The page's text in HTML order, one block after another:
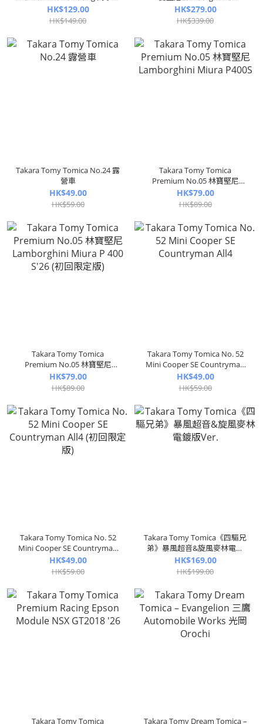
Mazda 787B 1991 Le
Mans24h
HK$129.00
HK$149.00
MODELS COLLECTION
HK$279.00
HK$339.00
Takara Tomy Tomica No.24 露
營車
HK$49.00
HK$59.00
Takara Tomy Tomica
Premium No.05 林寶堅尼
Lamborghini Miura P400S
HK$79.00
HK$89.00
Takara Tomy Tomica
Premium No.05 林寶堅尼
Lamborghini Miura P 400 S'26
(初回限定版)
HK$79.00
HK$89.00
Takara Tomy Tomica No. 52
Mini Cooper SE Countryman
All4
HK$49.00
HK$59.00
Takara Tomy Tomica No. 52
Mini Cooper SE Countryman
All4 (初回限定版)
HK$49.00
HK$59.00
Takara Tomy Tomica《四驅兄
弟》暴風超音&旋風麥林電鍍
版Ver.
HK$169.00
HK$199.00
Takara Tomy Tomica Takara Tomy Dream Tomica –